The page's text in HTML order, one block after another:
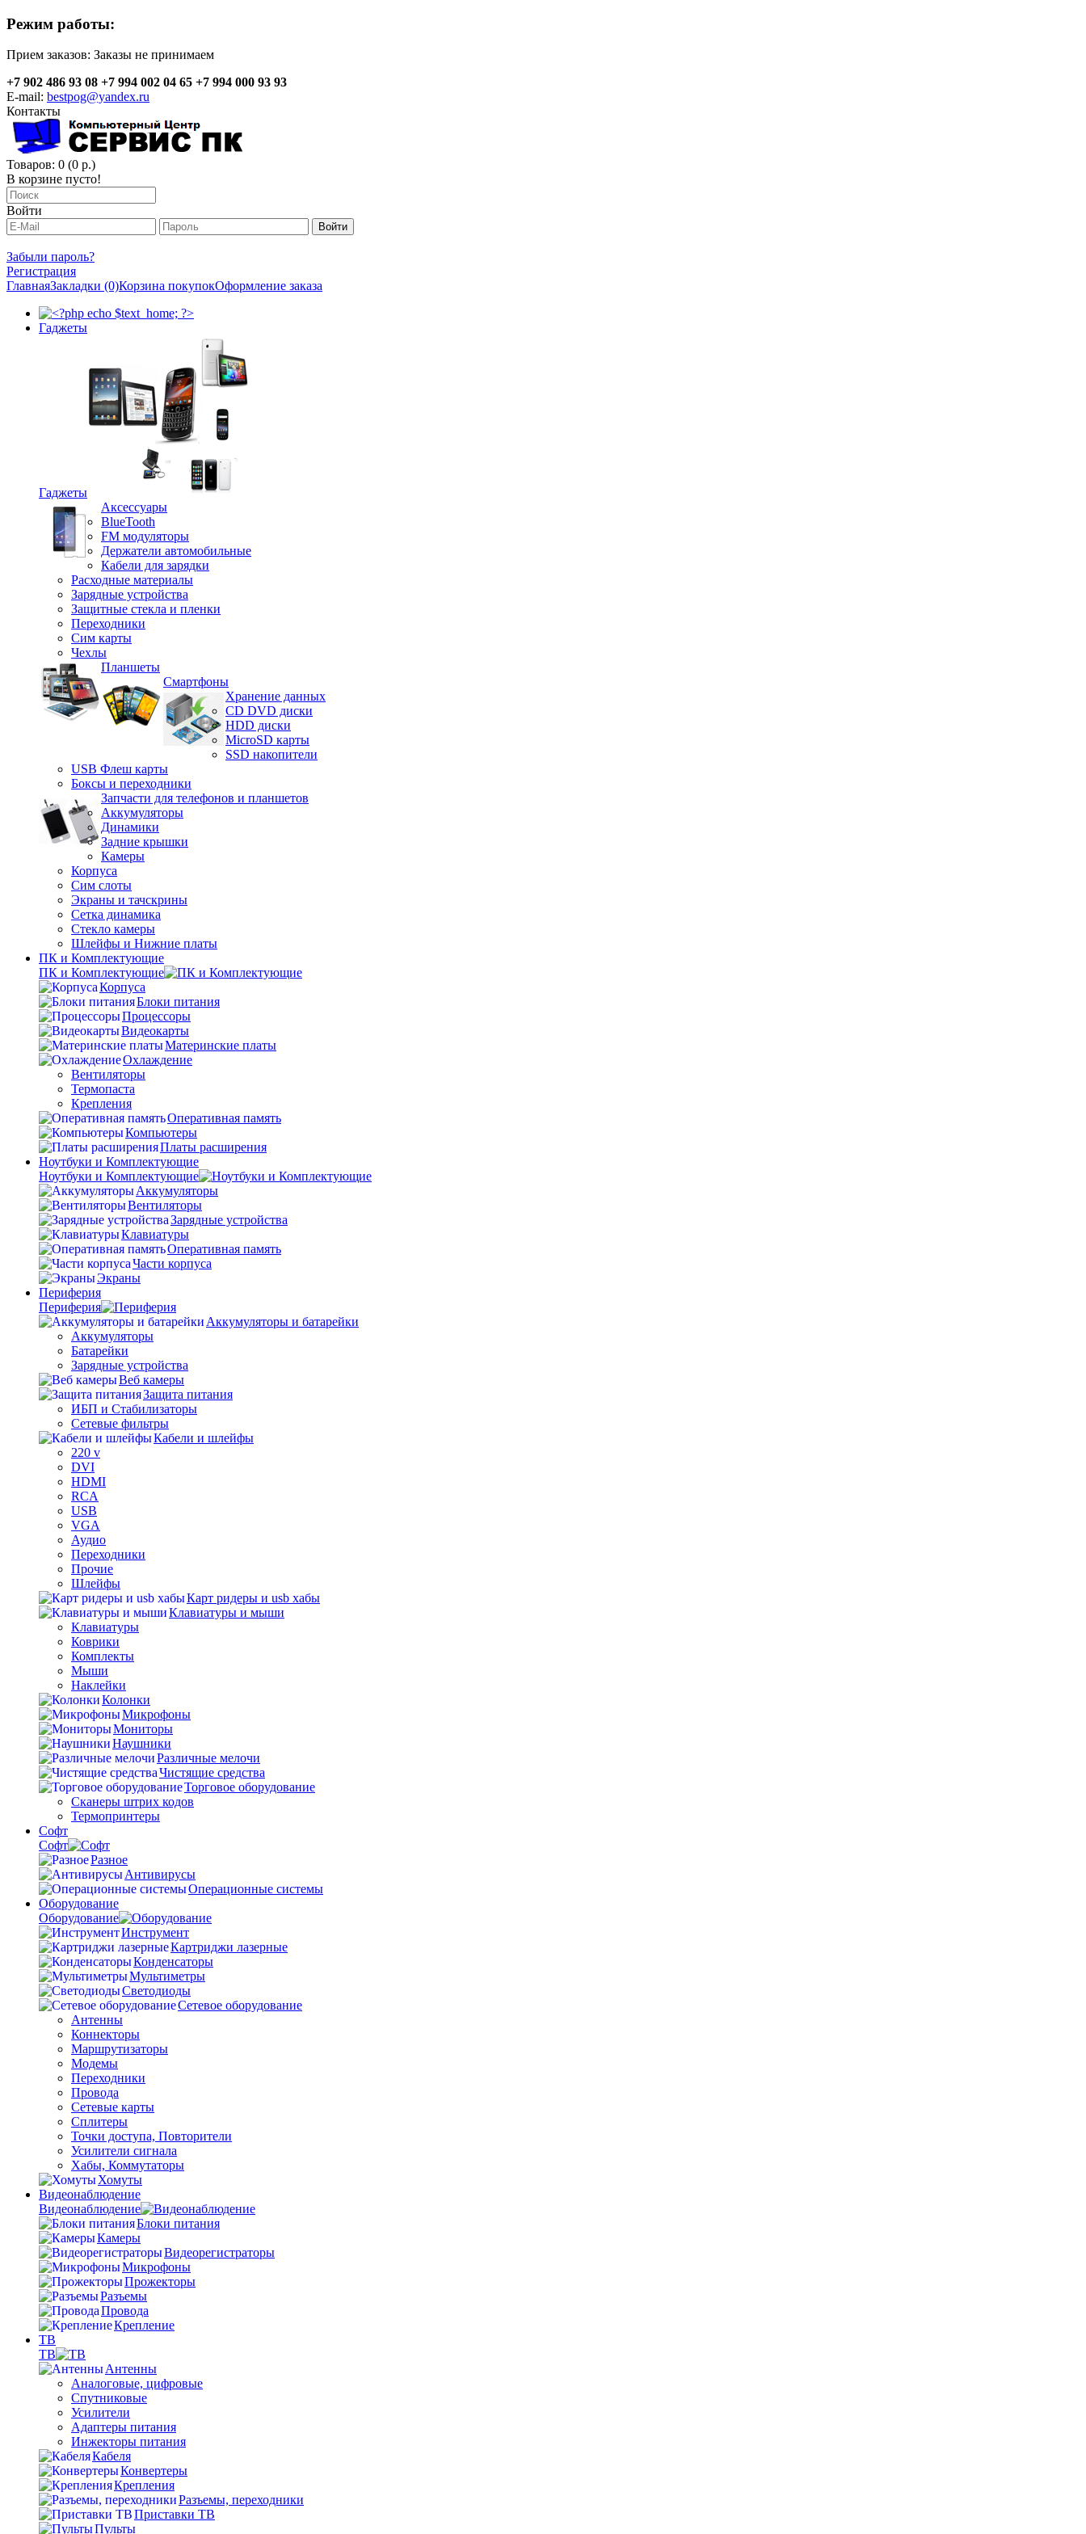
Режим работы:
Прием заказов: Заказы не принимаем
+7 902 486 93 08 +7 994 002 04 65 +7 994 000 93 93
E-mail: bestpog@yandex.ru
Контакты
Товаров: 0 (0 р.)
В корзине пусто!
Войти
Забыли пароль?
Регистрация
ГлавнаяЗакладки (0)Корзина покупокОформление заказа
Гаджеты
Гаджеты
Аксессуары
BlueTooth
FM модуляторы
Держатели автомобильные
Кабели для зарядки
Расходные материалы
Зарядные устройства
Защитные стекла и пленки
Переходники
Сим карты
Чехлы
Планшеты
Смартфоны
Хранение данных
CD DVD диски
HDD диски
MicroSD карты
SSD накопители
USB Флеш карты
Боксы и переходники
Запчасти для телефонов и планшетов
Аккумуляторы
Динамики
Задние крышки
Камеры
Корпуса
Сим слоты
Экраны и тачскрины
Сетка динамика
Стекло камеры
Шлейфы и Нижние платы
ПК и Комплектующие
ПК и Комплектующие
Корпуса
Блоки питания
Процессоры
Видеокарты
Материнские платы
Охлаждение
Вентиляторы
Термопаста
Крепления
Оперативная память
Компьютеры
Платы расширения
Ноутбуки и Комплектующие
Ноутбуки и Комплектующие
Аккумуляторы
Вентиляторы
Зарядные устройства
Клавиатуры
Оперативная память
Части корпуса
Экраны
Периферия
Периферия
Аккумуляторы и батарейки
Аккумуляторы
Батарейки
Зарядные устройства
Веб камеры
Защита питания
ИБП и Стабилизаторы
Сетевые фильтры
Кабели и шлейфы
220 v
DVI
HDMI
RCA
USB
VGA
Аудио
Переходники
Прочие
Шлейфы
Карт ридеры и usb хабы
Клавиатуры и мыши
Клавиатуры
Коврики
Комплекты
Мыши
Наклейки
Колонки
Микрофоны
Мониторы
Наушники
Различные мелочи
Чистящие средства
Торговое оборудование
Сканеры штрих кодов
Термопринтеры
Софт
Софт
Разное
Антивирусы
Операционные системы
Оборудование
Оборудование
Инструмент
Картриджи лазерные
Конденсаторы
Мультиметры
Светодиоды
Сетевое оборудование
Антенны
Коннекторы
Маршрутизаторы
Модемы
Переходники
Провода
Сетевые карты
Сплитеры
Точки доступа, Повторители
Усилители сигнала
Хабы, Коммутаторы
Хомуты
Видеонаблюдение
Видеонаблюдение
Блоки питания
Камеры
Видеорегистраторы
Микрофоны
Прожекторы
Разъемы
Провода
Крепление
ТВ
ТВ
Антенны
Аналоговые, цифровые
Спутниковые
Усилители
Адаптеры питания
Инжекторы питания
Кабеля
Конвертеры
Крепления
Разъемы, переходники
Приставки ТВ
Пульты